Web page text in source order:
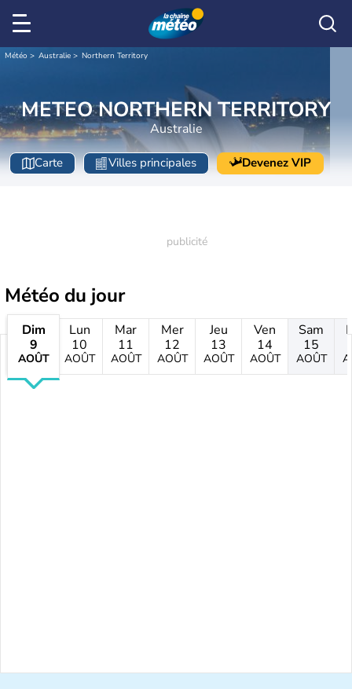
Météo Australie Northern Territory
METEO NORTHERN TERRITORY
Australie
Carte Villes principales Devenez VIP
Météo du jour
Dim
9
AOÛT
Lun
10
AOÛT
Mar
11
AOÛT
Mer
12
AOÛT
Jeu
13
AOÛT
Ven
14
AOÛT
Sam
15
AOÛT